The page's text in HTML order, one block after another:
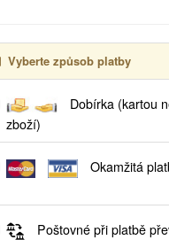
Vyberte způsob platby
Dobírka (kartou
zboží)
Okamžitá
Poštovné při platbě